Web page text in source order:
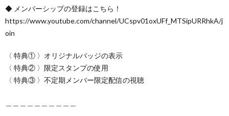
◆ メンバーシップの登録はこちら！
https://www.youtube.com/channel/UCspv01oxUFf_MTSipURRhkA/j
oin
〈 特典① 〉オリジナルバッジの表示
〈 特典② 〉限定スタンプの使用
〈 特典③ 〉不定期メンバー限定配信の視聴